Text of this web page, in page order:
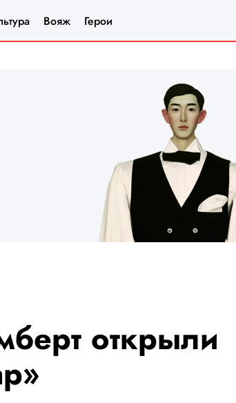
Вояж Герои
открыли